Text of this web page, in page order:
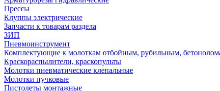
Прессы
Клуппы электрические
Запчасти к товарам раздела
ЗИП
Пневмоинструмент
Комплектующие к молоткам отбойным, рубильным,
Краскораспылители, краскопульты
Молотки пневматические клепальные
Молотки пучковые
Пистолеты монтажные